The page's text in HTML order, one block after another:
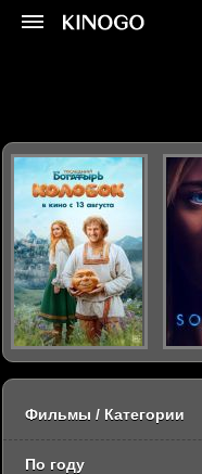
Фильмы / Категории
По году